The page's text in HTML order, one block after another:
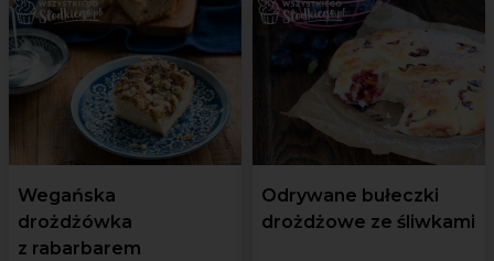
Wegańska
drożdżówka
z rabarbarem
Odrywane bułeczki
drożdżowe ze śliwkami